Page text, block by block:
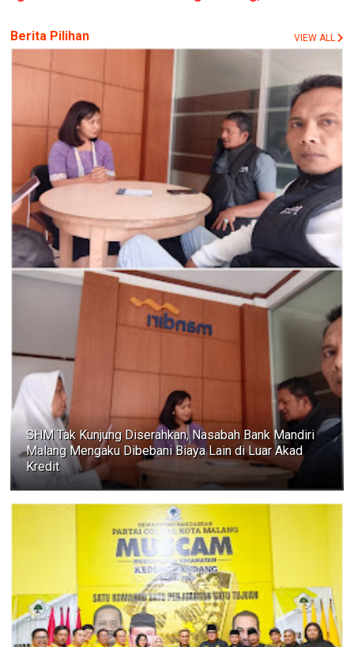
Berita Pilihan VIEW ALL
SHM Tak Kunjung Diserahkan, Nasabah Bank Mandiri
Malang Mengaku Dibebani Biaya Lain di Luar Akad
Kredit